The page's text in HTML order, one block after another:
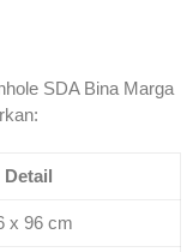
SDA Bina Marga
Detail
x 96 cm